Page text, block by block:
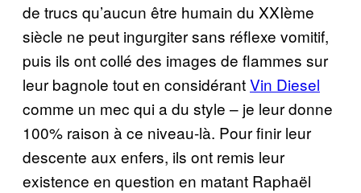
de trucs qu’aucun être humain du XXIème
siècle ne peut ingurgiter sans réflexe vomitif,
puis ils ont collé des images de flammes sur
leur bagnole tout en considérantVin Diesel
comme un mec qui a du style – je leur donne
100% raison à ce niveau-là. Pour finir leur
descente aux enfers, ils ont remis leur
existence en question en matant Raphaël